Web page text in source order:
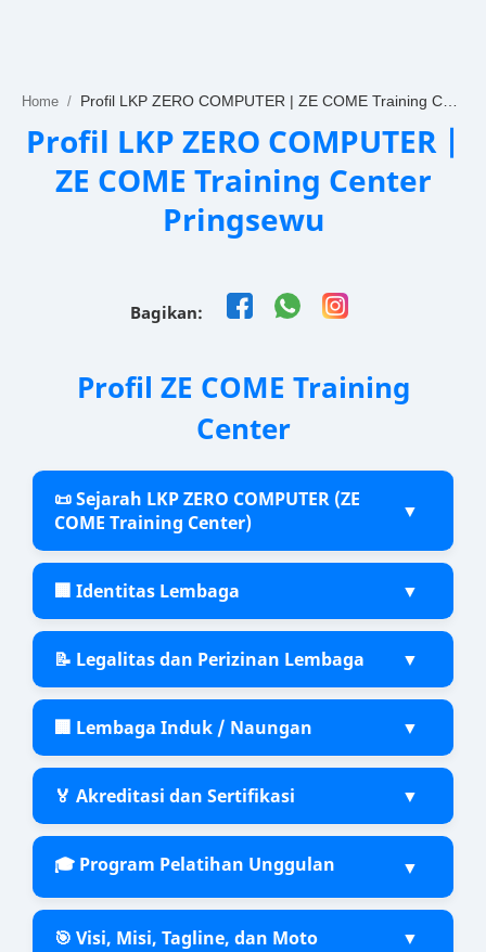
Features
Pricing
Tools
Home
Profil LKP ZERO COMPUTER |
ZE COME Training Center
Pringsewu
Bagikan:
Profil ZE COME Training
Center
📜 Sejarah LKP ZERO COMPUTER (ZE
COME Training Center)
▼
🏢 Identitas Lembaga ▼
📝 Legalitas dan Perizinan Lembaga ▼
🏢 Lembaga Induk / Naungan ▼
🏅 Akreditasi dan Sertifikasi ▼
🎓 Program Pelatihan Unggulan ▼
🎯 Visi, Misi, Tagline, dan Moto ▼